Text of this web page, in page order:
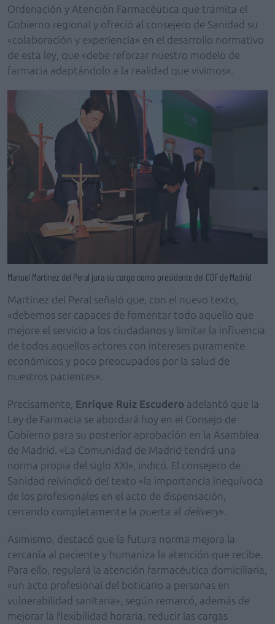
Ordenación y Atención Farmacéutica que tramita el
Gobierno regional y ofreció al consejero de Sanidad su
«colaboración y experiencia» en el desarrollo normativo
de esta ley, que «debe reforzar nuestro modelo de
farmacia adaptándolo a la realidad que vivimos».
Manuel Martínez del Peral jura su cargo como presidente del COF de Madrid
Martínez del Peral señaló que, con el nuevo texto,
«debemos ser capaces de fomentar todo aquello que
mejore el servicio a los ciudadanos y limitar la influencia
de todos aquellos actores con intereses puramente
económicos y poco preocupados por la salud de
nuestros pacientes».
Precisamente, Enrique Ruiz Escudero adelantó que la
Ley de Farmacia se abordará hoy en el Consejo de
Gobierno para su posterior aprobación en la Asamblea
de Madrid. «La Comunidad de Madrid tendrá una
norma propia del siglo XXI», indicó. El consejero de
Sanidad reivindicó del texto «la importancia inequívoca
de los profesionales en el acto de dispensación,
cerrando completamente la puerta al
delivery».
Asimismo, destacó que la futura norma mejora la
cercanía al paciente y humaniza la atención que recibe.
Para ello, regulará la atención farmacéutica domiciliaria,
«un acto profesional del boticario a personas en
vulnerabilidad sanitaria», según remarcó, además de
mejorar la flexibilidad horaria, reducir las cargas